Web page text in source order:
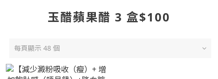
玉醋蘋果醋 3 盒$100
每頁顯示 48 個